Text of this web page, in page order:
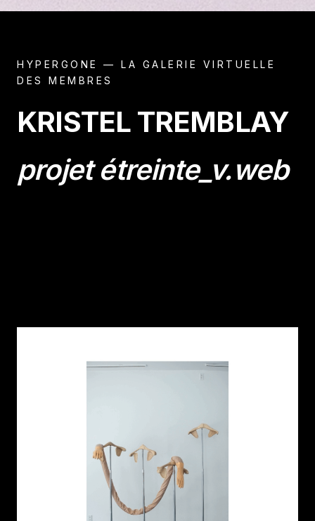
HYPERGONE — LA GALERIE VIRTUELLE
DES MEMBRES
KRISTEL TREMBLAY
projet étreinte_v.web